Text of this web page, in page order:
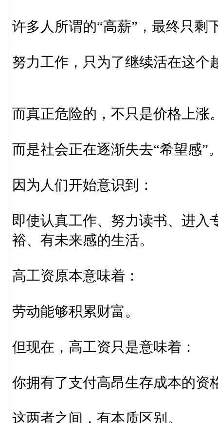
许多人所谓的“高薪”，最终只剩
努力工作，只为了继续活在这个
而真正危险的，不只是价格上涨
而是社会正在逐渐失去“希望感”
因为人们开始意识到：
即使认真工作、努力读书、进入
裕、有未来感的生活。
高工资原本意味着：
劳动能够积累财富。
但现在，高工资只是意味着：
你拥有了支付高昂生存成本的资
这两者之间，有本质区别。